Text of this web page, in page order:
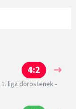
4:2
1. liga dorostenek -